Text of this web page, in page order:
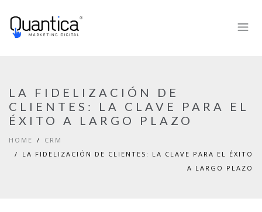
LA FIDELIZACIÓN DE
CLIENTES: LA CLAVE PARA EL
ÉXITO A LARGO PLAZO
HOME
CRM
LA FIDELIZACIÓN DE CLIENTES: LA CLAVE PARA EL ÉXITO
A LARGO PLAZO